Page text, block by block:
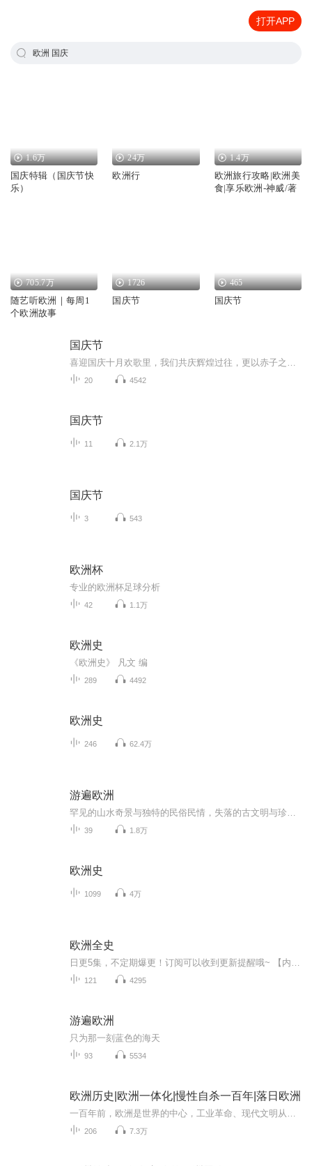
打开APP
欧洲 国庆
1.6万
国庆特辑（国庆节快
乐）
24万
欧洲行
1.4万
欧洲旅行攻略|欧洲美
食|享乐欧洲-神威/著
705.7万
随艺听欧洲｜每周1
个欧洲故事
1726
国庆节
465
国庆节
国庆节
20 4542
国庆节
11 2.1万
国庆节
3 543
欧洲杯
专业的欧洲杯足球分析
42 1.1万
欧洲史
《欧洲史》 凡文 编
289 4492
欧洲史
246 62.4万
游遍欧洲
39 1.8万
欧洲史
1099 4万
欧洲全史
121 4295
游遍欧洲
只为那一刻蓝色的海天
93 5534
欧洲历史|欧洲一体化|慢性自杀一百年|落日欧洲
206 7.3万